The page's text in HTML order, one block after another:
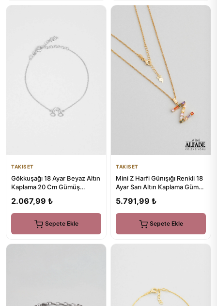
TAKISET
Gökkuşağı 18 Ayar Beyaz Altın
Kaplama 20 Cm Gümüş
2.067,99 ₺
Sepete Ekle
TAKISET
Mini Z Harfi Günışığı Renkli 18
Ayar Sarı Altın Kaplama Gümüş
5.791,99 ₺
Sepete Ekle